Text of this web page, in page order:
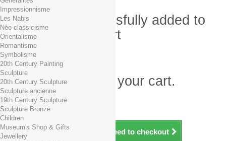
Product successfully added to
your shopping cart
Quantity
Total
There is 1 item in your cart.
Total products (tax incl.)
Total shipping TTC
Total (tax incl.)
Continue shopping Proceed to checkout
Impressionnisme
Les Nabis
Néo-classicisme
Orientalisme
Romantisme
Symbolisme
20th Century Painting
Sculpture
20th Century Sculpture
Sculpture ancienne
19th Century Sculpture
Sculpture Bronze
Children
Museum's Shop & Gifts
Jewellery